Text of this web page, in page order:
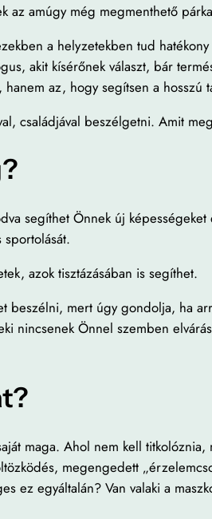
az amúgy még megmenthető
a helyzetekben tud
akit kísérőnek választ, bár
az, hogy segítsen a hosszú
családjával beszélgetni. Amit
segíthet Önnek új
azok tisztázásában is segíthet.
beszélni, mert úgy gondolja, ha
nincsenek Önnel szemben
maga. Ahol nem kell
megengedett
ez egyáltalán? Van valaki a